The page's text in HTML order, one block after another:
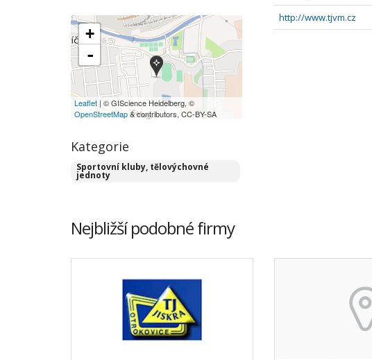
http://www.tjvm.cz
+
-
Leaflet | © GIScience Heidelberg, ©
OpenStreetMap& contributors, CC-BY-SA
Kategorie
Sportovní kluby, tělovýchovné
jednoty
Nejbližší podobné firmy